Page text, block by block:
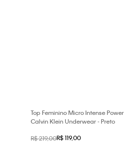
Top Feminino Micro Intense Power
Calvin Klein Underwear - Preto
R$219,00R$119,00